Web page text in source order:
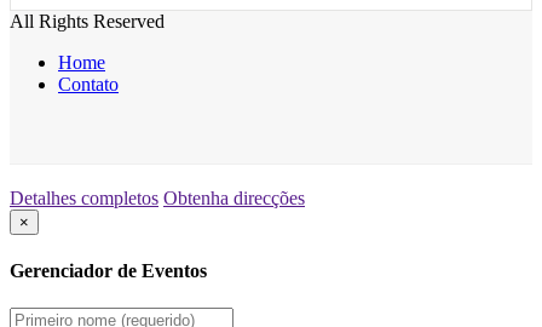
All Rights Reserved
Home
Contato
Detalhes completos Obtenha direcções
×
Gerenciador de Eventos